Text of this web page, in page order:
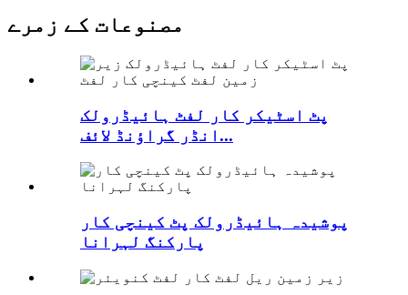
مصنوعات کے زمرے
پٹ اسٹیکر کار لفٹ ہائیڈرولک
انڈر گراؤنڈ لائف...
پوشیدہ ہائیڈرولک پٹ کینچی کار
پارکنگ لہرانا